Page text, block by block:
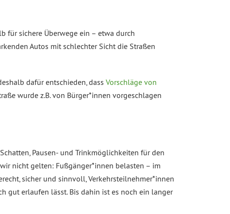
für sichere Überwege ein – etwa durch
Autos mit schlechter Sicht die Straßen
dafür entschieden, dass Vorschläge von
wurde z.B. von Bürger*innen vorgeschlagen
Pausen- und Trinkmöglichkeiten für den
nicht gelten: Fußgänger*innen belasten – im
sicher und sinnvoll, Verkehrsteilnehmer*innen
gut erlaufen lässt. Bis dahin ist es noch ein langer